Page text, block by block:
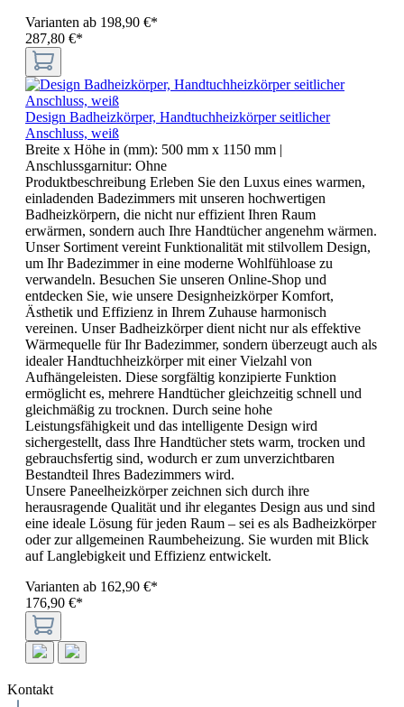
Varianten ab 198,90 €*
287,80 €*
Design Badheizkörper, Handtuchheizkörper seitlicher
Anschluss, weiß
Breite x Höhe in (mm): 500 mm x 1150 mm |
Anschlussgarnitur: Ohne
Produktbeschreibung Erleben Sie den Luxus eines warmen,
einladenden Badezimmers mit unseren hochwertigen
Badheizkörpern, die nicht nur effizient Ihren Raum
erwärmen, sondern auch Ihre Handtücher angenehm wärmen.
Unser Sortiment vereint Funktionalität mit stilvollem Design,
um Ihr Badezimmer in eine moderne Wohlfühloase zu
verwandeln. Besuchen Sie unseren Online-Shop und
entdecken Sie, wie unsere Designheizkörper Komfort,
Ästhetik und Effizienz in Ihrem Zuhause harmonisch
vereinen. Unser Badheizkörper dient nicht nur als effektive
Wärmequelle für Ihr Badezimmer, sondern überzeugt auch als
idealer Handtuchheizkörper mit einer Vielzahl von
Aufhängeleisten. Diese sorgfältig konzipierte Funktion
ermöglicht es, mehrere Handtücher gleichzeitig schnell und
gleichmäßig zu trocknen. Durch seine hohe
Leistungsfähigkeit und das intelligente Design wird
sichergestellt, dass Ihre Handtücher stets warm, trocken und
gebrauchsfertig sind, wodurch er zum unverzichtbaren
Bestandteil Ihres Badezimmers wird.
Unsere Paneelheizkörper zeichnen sich durch ihre
herausragende Qualität und ihr elegantes Design aus und sind
eine ideale Lösung für jeden Raum – sei es als Badheizkörper
oder zur allgemeinen Raumbeheizung. Sie wurden mit Blick
auf Langlebigkeit und Effizienz entwickelt.
Varianten ab 162,90 €*
176,90 €*
Kontakt